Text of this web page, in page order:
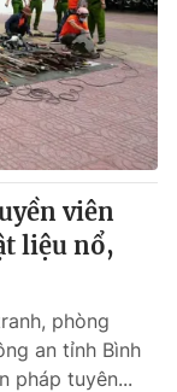
483/GP-BTTTT
Quốc Thắng,
932
viên
liệu nổ,
phòng
an tỉnh Bình
pháp tuyên...